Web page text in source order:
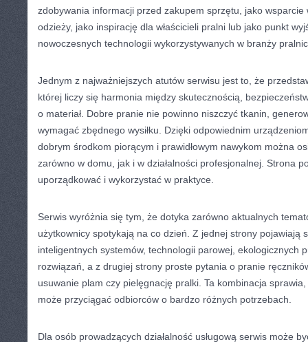
zdobywania informacji przed zakupem sprzętu, jako wsparcie
odzieży, jako inspirację dla właścicieli pralni lub jako punkt
nowoczesnych technologii wykorzystywanych w branży
Jednym z najważniejszych atutów serwisu jest to, że
której liczy się harmonia między skutecznością,
o materiał. Dobre pranie nie powinno niszczyć tkanin,
wymagać zbędnego wysiłku. Dzięki odpowiednim
dobrym środkom piorącym i prawidłowym nawykom można
zarówno w domu, jak i w działalności profesjonalnej. Strona
uporządkować i wykorzystać w praktyce.
Serwis wyróżnia się tym, że dotyka zarówno aktualnych
użytkownicy spotykają na co dzień. Z jednej strony pojawiają
inteligentnych systemów, technologii parowej, ekologicznych
rozwiązań, a z drugiej strony proste pytania o pranie
usuwanie plam czy pielęgnację pralki. Ta kombinacja
może przyciągać odbiorców o bardzo różnych potrzebach.
Dla osób prowadzących działalność usługową serwis może